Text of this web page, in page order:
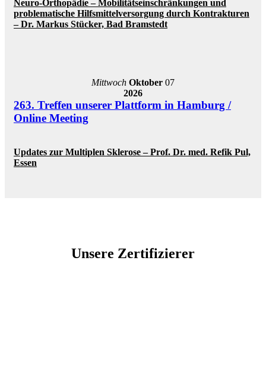
Neuro-Orthopädie – Mobilitätseinschränkungen und
problematische Hilfsmittelversorgung durch Kontrakturen
– Dr. Markus Stücker, Bad Bramstedt
Mittwoch Oktober 07
2026
263. Treffen unserer Plattform in Hamburg /
Online Meeting
Updates zur Multiplen Sklerose – Prof. Dr. med. Refik Pul,
Essen
Unsere Zertifizierer